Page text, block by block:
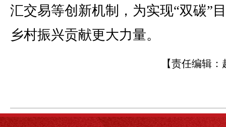
汇交易等创新机制，为实现“双碳”
乡村振兴贡献更大力量。
【责任编辑：